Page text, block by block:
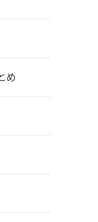
め